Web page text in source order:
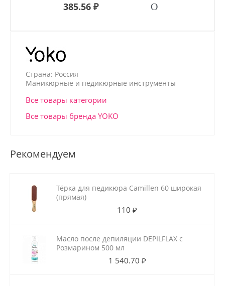
385.56 ₽
Страна: Россия
Маникюрные и педикюрные инструменты
Все товары категории
Все товары бренда YOKO
Рекомендуем
Тёрка для педикюра Camillen 60 широкая
(прямая)
110 ₽
Масло после депиляции DEPILFLAX с
Розмарином 500 мл
1 540.70 ₽